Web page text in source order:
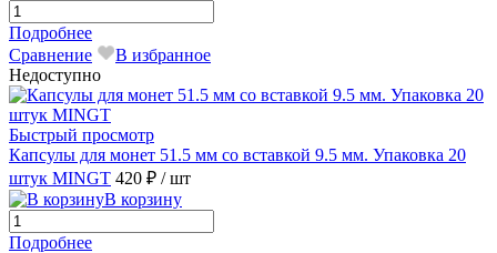
Подробнее
Сравнение
В избранное
Недоступно
Быстрый просмотр
Капсулы для монет 51.5 мм со вставкой 9.5 мм. Упаковка 20
штук MINGT 420 ₽ / шт
В корзину
Подробнее